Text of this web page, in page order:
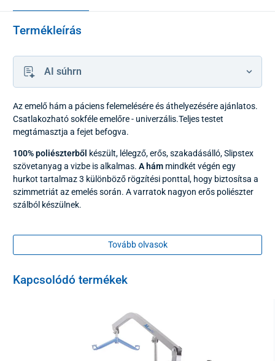
Termékleírás
AI súhrn
Az emelő hám a páciens felemelésére és áthelyezésére ajánlatos.
Csatlakozható sokféle emelőre - univerzális.Teljes testet
megtámasztja a fejet befogva.
100% poliészterből készült, lélegző, erős, szakadásálló, Slipstex
szövetanyag a vizbe is alkalmas. A hám mindkét végén egy
hurkot tartalmaz 3 különböző rögzítési ponttal, hogy biztosítsa a
szimmetriát az emelés során. A varratok nagyon erős poliészter
szálból készülnek.
Tovább olvasok
Kapcsolódó termékek